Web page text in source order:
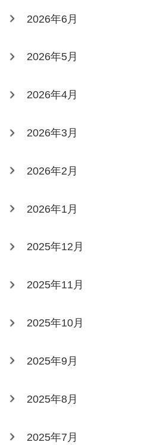
2026年6月
2026年5月
2026年4月
2026年3月
2026年2月
2026年1月
2025年12月
2025年11月
2025年10月
2025年9月
2025年8月
2025年7月